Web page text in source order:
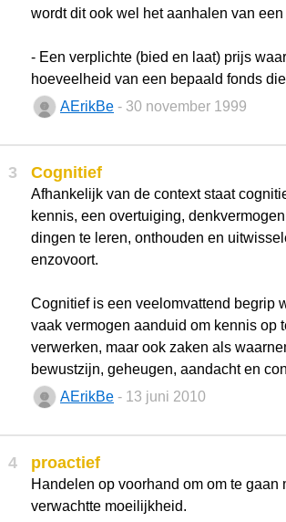
wordt dit ook wel het aanhalen van
- Een verplichte (bied en laat) prijs
hoeveelheid van een bepaald fonds
AErikBe - 30 november 1999
3 Cognitief
Afhankelijk van de context staat
kennis, een overtuiging,
dingen te leren, onthouden en
enzovoort.
Cognitief is een veelomvattend begrip
vaak vermogen aanduid om kennis op
verwerken, maar ook zaken als
bewustzijn, geheugen, aandacht en
AErikBe - 13 juni 2010
4 proactief
Handelen op voorhand om om te gaan
verwachtte moeilijkheid.